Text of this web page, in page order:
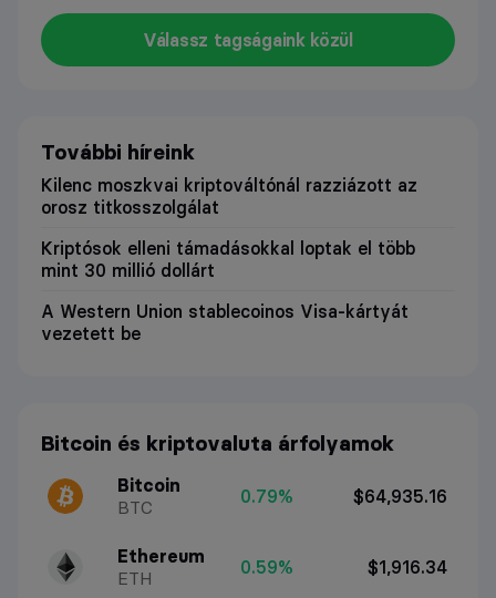
Válassz tagságaink közül
További híreink
Kilenc moszkvai kriptováltónál razziázott az
orosz titkosszolgálat
Kriptósok elleni támadásokkal loptak el több
mint 30 millió dollárt
A Western Union stablecoinos Visa-kártyát
vezetett be
Bitcoin és kriptovaluta árfolyamok
Bitcoin
BTC
0.79% $64,935.16
Ethereum
ETH
0.59% $1,916.34